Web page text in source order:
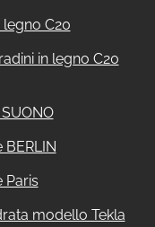
C20
in legno C20
Paris
modello Tekla